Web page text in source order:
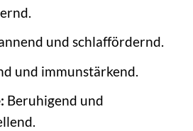
und schlaffördernd.
und immunstärkend.
Beruhigend und